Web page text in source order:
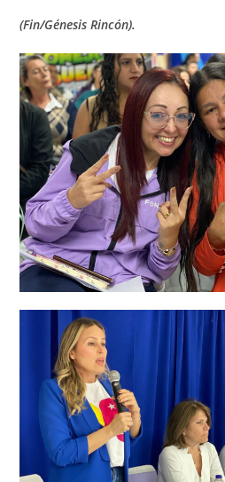
(Fin/Génesis Rincón).